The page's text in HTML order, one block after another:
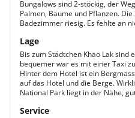
Bungalows sind 2-stöckig, der
Palmen, Bäume und Pflanzen.
Badezimmer riesig. Es fehlte an
Lage
Bis zum Städtchen Khao Lak sind
bequemer war es mit einer Taxi
Hinter dem Hotel ist ein
auf das Hotel und die Berge.
National Park liegt in der Nähe,
Service